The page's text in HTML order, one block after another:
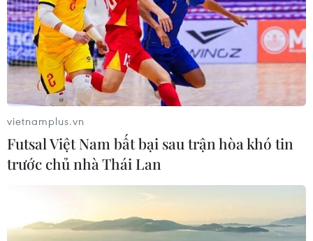
vietnamplus.vn
Futsal Việt Nam bất bại sau trận hòa khó tin
trước chủ nhà Thái Lan